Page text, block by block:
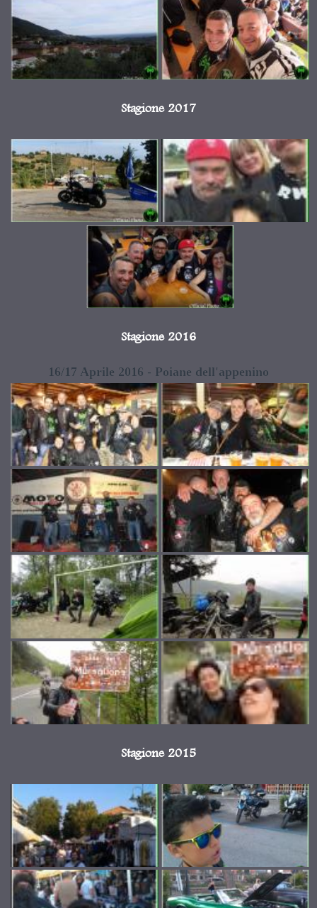
Stagione 2017
Stagione 2016
16/17 Aprile 2016 - Poiane dell'appenino
Stagione 2015